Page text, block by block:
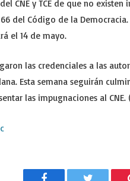
CNE y TCE de que no existen
del Código de la
el 14 de mayo.
las credenciales a las
Esta semana seguirán
las impugnaciones al CNE.